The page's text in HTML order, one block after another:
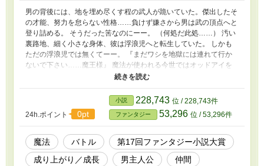
男の背後には、地を埋め尽くす程の武人が跪いていた。傑出したそ
の才能、努力を怠らない性格……負けず嫌さから男は武の頂点へと
登り詰める。 そうだった筈なのにーー。 （何処だ此処……） 汚い
裏路地、細く小さな身体、彼は浮浪児へと転生していた。 しかも
ただの浮浪児では無くてーー。 『まだワシを地獄には連れて行か
ないで下さい……魔王様』 魔法が使われる今世ではオッドアイを
持つ者は『魔王』と呼ばれる始末。 と言っても、浮浪児の魔王に
も使えない。 フラフラと生死を彷徨っていると、彼はある白髪の
少女と出会う。 でもその子には『勇者』と言われたり、人攫いに
遭ったり、国の存亡を賭けた戦いに参加する事になったりーー。
今世ではゆっくりと強さを追い求めたい魔王兼勇者の少年アレク
は、波瀾万丈な生活を送って行く。 背後に何人モノ仲間を連れて
ーー。 ※『◇』が話名に付いている場合、他者視点のみのお話に
なります。なろうでも掲載しております。 よろしくお願いします_:
24h.ポイント 0pt
小説 228,743 位 / 228,743件
ファンタジー 53,296 位 / 53,296件
魔法 バトル
第17回ファンタジー小説大賞
成り上がり／成長
男主人公
仲間